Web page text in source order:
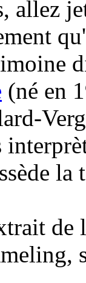
allez
(né en
la
de